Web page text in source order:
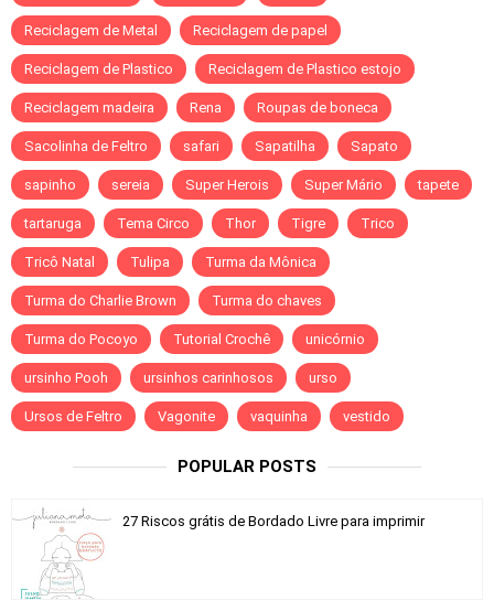
Reciclagem de Metal Reciclagem de papel
Reciclagem de Plastico Reciclagem de Plastico estojo
Reciclagem madeira Rena Roupas de boneca
Sacolinha de Feltro safari Sapatilha Sapato
sapinho sereia Super Herois Super Mário tapete
tartaruga Tema Circo Thor Tigre Trico
Tricô Natal Tulipa Turma da Mônica
Turma do Charlie Brown Turma do chaves
Turma do Pocoyo Tutorial Crochê unicórnio
ursinho Pooh ursinhos carinhosos urso
Ursos de Feltro Vagonite vaquinha vestido
POPULAR POSTS
27 Riscos grátis de Bordado Livre para imprimir